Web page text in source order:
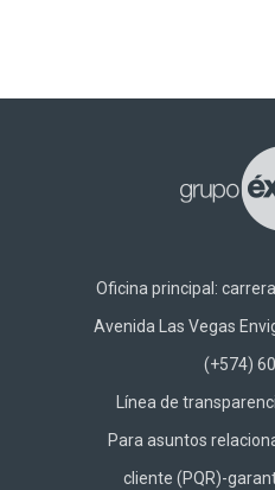
Oficina principal:
Avenida Las Vegas
(+574)
Línea de
Para asuntos
cliente (PQR)-